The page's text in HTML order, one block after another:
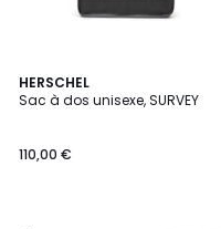
HERSCHEL
Sac à dos unisexe, SURVEY
110,00 €
4,5
/ 5
2
Couleurs